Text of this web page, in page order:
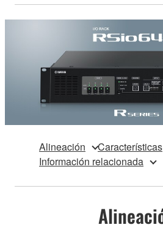
Alineación Características
Información relacionada